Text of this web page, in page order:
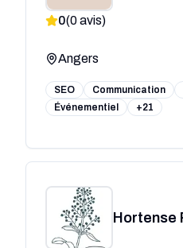
0(0avis)
Angers
SEO Communication
Événementiel
+21
Hortense